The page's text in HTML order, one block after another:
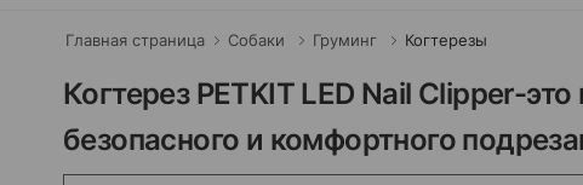
Главная страница Собаки Груминг Когтерезы
Когтерез PETKIT LED Nail Clipper-
безопасного и комфортного